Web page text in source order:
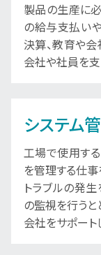
製品の生産に
の給与支払い
決算、教育や
会社や社員を支
システム
工場で使用する
を管理する仕事
トラブルの発
の監視を行うと
会社をサポート